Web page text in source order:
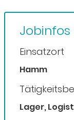
Jobinfos
Einsatzort
Hamm
Lager,